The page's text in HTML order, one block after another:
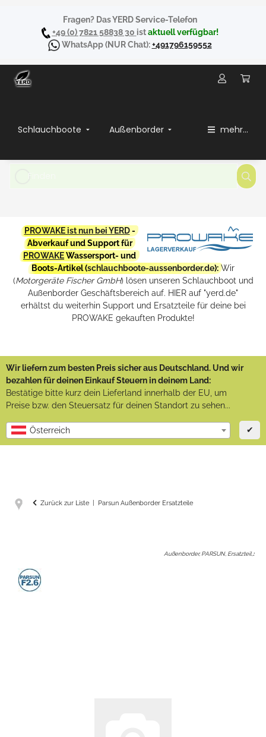
Fragen? Das YERD Service-Telefon
+49 (0) 7821 58838 30 istaktuell verfügbar!
WhatsApp(NUR Chat):+491796159552
Schlauchboote Außenborder mehr...
PROWAKE ist nun bei YERD-
Abverkauf und Support für
PROWAKEWassersport- und
Boots-Artikel (schlauchboote-aussenborder.de): Wir
(Motorgeräte Fischer GmbH) lösen unseren Schlauchboot und
Außenborder Geschäftsbereich auf. HIER auf "yerd.de"
erhältst du weiterhin Support und Ersatzteile für deine bei
PROWAKE gekauften Produkte!
Wir liefern zum besten Preis sicher aus Deutschland. Und wir
bezahlen für deinen Einkauf Steuern in deinem Land:
Bestätige bitte kurz dein Lieferland innerhalb der EU, um
Preise bzw. den Steuersatz für deinen Standort zu sehen...
Österreich ✔
Zurück zur Liste Parsun Außenborder Ersatzteile
Außenborder, PARSUN, Ersatzteil, :